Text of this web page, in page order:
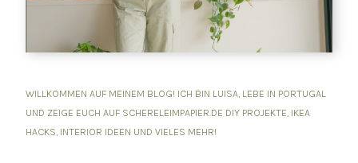
WILLKOMMEN AUF MEINEM BLOG! ICH BIN LUISA, LEBE IN PORTUGAL
UND ZEIGE EUCH AUF SCHERELEIMPAPIER.DE DIY PROJEKTE, IKEA
HACKS, INTERIOR IDEEN UND VIELES MEHR!